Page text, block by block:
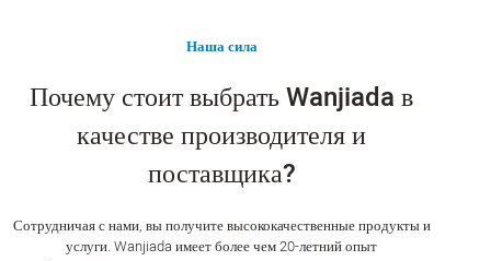
Наша сила
Почему стоит выбрать Wanjiada в
качестве производителя и
поставщика?
Сотрудничая с нами, вы получите высококачественные продукты и
услуги. Wanjiada имеет более чем 20-летний опыт